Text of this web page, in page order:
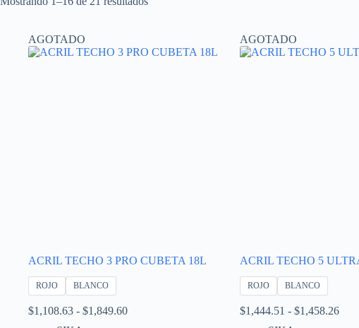
AGOTADO
ACRIL TECHO 3 PRO CUBETA 18L
ROJO BLANCO
$1,108.63 - $1,849.60Rango
AGOTADO
ACRIL TECHO 5
ROJO BLANCO
$1,444.51 - $1,458.26